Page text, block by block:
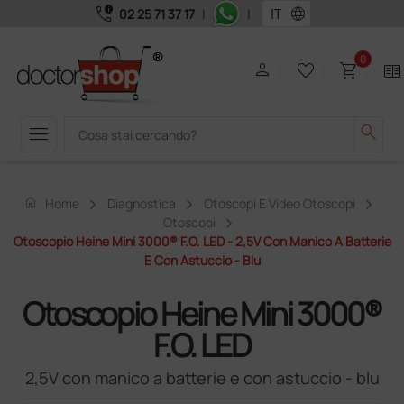
call_quality 02 25 71 37 17 | | language
menu search
person favorite_border shopping_cart0 two_pager
home Home Diagnostica
Otoscopi E Video Otoscopi
Otoscopi
Otoscopio Heine Mini 3000® F.O. LED - 2,5V Con Manico A Batterie
E Con Astuccio - Blu
Otoscopio Heine Mini 3000®
F.O. LED
2,5V con manico a batterie e con astuccio - blu